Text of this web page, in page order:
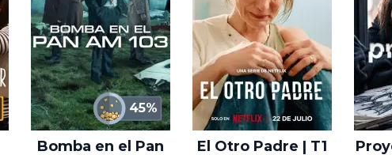
45%
Bomba en el Pan
El Otro Padre | T1